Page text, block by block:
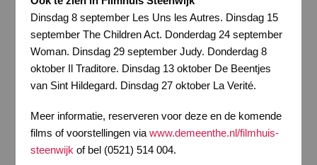
Dinsdag 8 september Les Uns les Autres. Dinsdag 15
september The Children Act. Donderdag 24 september
Woman. Dinsdag 29 september Judy. Donderdag 8
oktober Il Traditore. Dinsdag 13 oktober De Beentjes
van Sint Hildegard. Dinsdag 27 oktober La Verité.
Meer informatie, reserveren voor deze en de komende
films of voorstellingen via www.demeenthe.nl/filmhuis-
steenwijk of bel (0521) 514 004.